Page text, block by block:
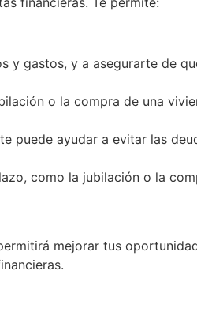
y gastos, y a asegurarte de
o la compra de una
puede ayudar a evitar las
como la jubilación o la
mejorar tus